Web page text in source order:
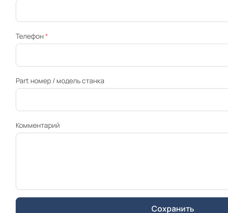
Телефон*
Part номер / модель станка
Комментарий